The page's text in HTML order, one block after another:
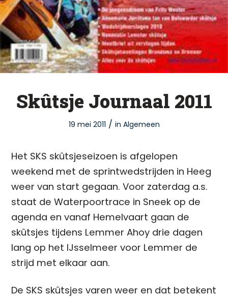
Skûtsje Journaal 2011
19 mei 2011 / in Algemeen
Het SKS skûtsjeseizoen is afgelopen
weekend met de sprintwedstrijden in Heeg
weer van start gegaan. Voor zaterdag a.s.
staat de Waterpoortrace in Sneek op de
agenda en vanaf Hemelvaart gaan de
skûtsjes tijdens Lemmer Ahoy drie dagen
lang op het IJsselmeer voor Lemmer de
strijd met elkaar aan.
De SKS skûtsjes varen weer en dat betekent